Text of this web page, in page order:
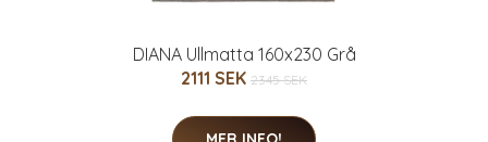
DIANA Ullmatta 160x230 Grå
2111 SEK 2345 SEK